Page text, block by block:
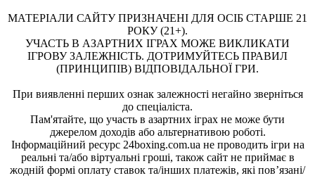
МАТЕРІАЛИ САЙТУ ПРИЗНАЧЕНІ ДЛЯ ОСІБ СТАРШЕ 21
РОКУ (21+).
УЧАСТЬ В АЗАРТНИХ ІГРАХ МОЖЕ ВИКЛИКАТИ
ІГРОВУ ЗАЛЕЖНІСТЬ. ДОТРИМУЙТЕСЬ ПРАВИЛ
(ПРИНЦИПІВ) ВІДПОВІДАЛЬНОЇ ГРИ.
При виявленні перших ознак залежності негайно зверніться
до спеціаліста.
Пам'ятайте, що участь в азартних іграх не може бути
джерелом доходів або альтернативою роботі.
Інформаційний ресурс 24boxing.com.ua не проводить ігри на
реальні та/або віртуальні гроші, також сайт не приймає в
жодній формі оплату ставок та/інших платежів, які пов’язані/